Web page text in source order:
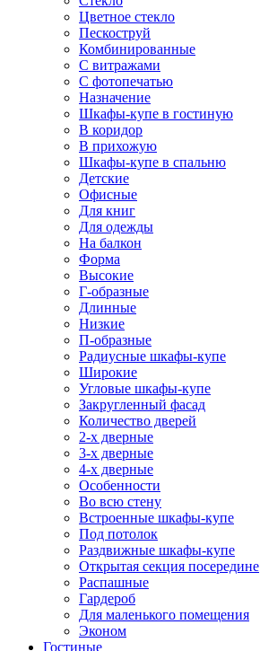
Цветное стекло
Пескоструй
Комбинированные
С витражами
С фотопечатью
Назначение
Шкафы-купе в гостиную
В коридор
В прихожую
Шкафы-купе в спальню
Детские
Офисные
Для книг
Для одежды
На балкон
Форма
Высокие
Г-образные
Длинные
Низкие
П-образные
Радиусные шкафы-купе
Широкие
Угловые шкафы-купе
Закругленный фасад
Количество дверей
2-х дверные
3-х дверные
4-х дверные
Особенности
Во всю стену
Встроенные шкафы-купе
Под потолок
Раздвижные шкафы-купе
Открытая секция посередине
Распашные
Гардероб
Для маленького помещения
Эконом
Гостиные